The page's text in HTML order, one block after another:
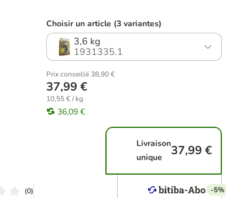
(0)
Choisir un article (3 variantes)
3,6 kg
1931335.1
Prix conseillé 38,90 €
37,99 €
10,55 € / kg
36,09 €
Livraison
unique
37,99 €
-5%